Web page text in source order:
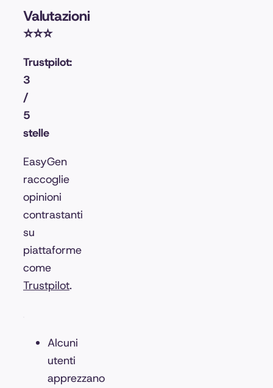
Valutazioni
⭐️⭐️⭐️
Trustpilot:
3
/
5
stelle
EasyGen
raccoglie
opinioni
contrastanti
su
piattaforme
come
Trustpilot.
Alcuni
utenti
apprezzano